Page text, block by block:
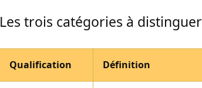
Les trois catégories à distinguer
Qualification Définition